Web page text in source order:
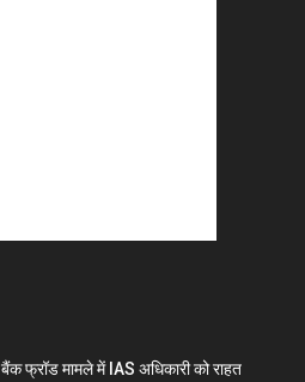
फ्रॉड मामले में IAS अधिकारी को राहत